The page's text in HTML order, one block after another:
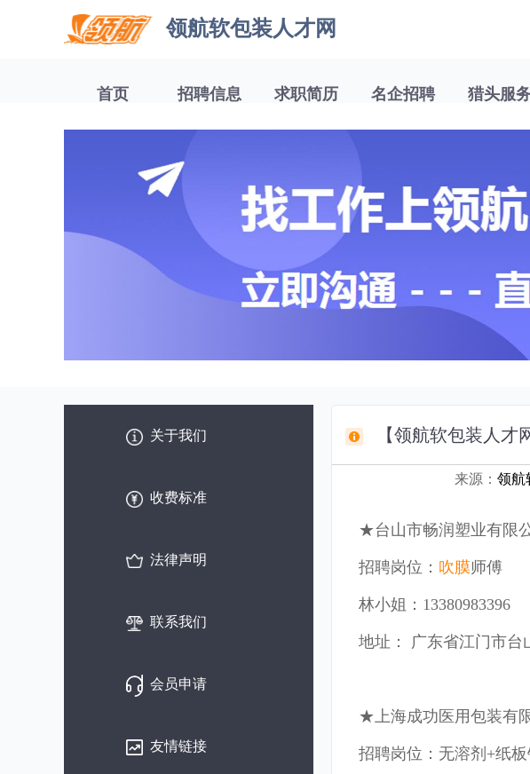
领航软包装人才网
首页 招聘信息 求职简历 名企招聘 猎头服
关于我们
收费标准
法律声明
联系我们
会员申请
友情链接
【领航软包装人
来源： 领航
★台山市畅润塑业有限
招聘岗位： 吹膜师傅
林小姐：13380983396
地址： 广东省江门市台
★上海成功医用包装有
招聘岗位：无溶剂+纸